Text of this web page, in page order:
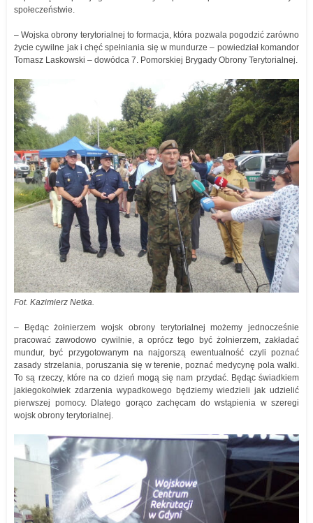
społeczeństwie.
– Wojska obrony terytorialnej to formacja, która pozwala pogodzić zarówno
życie cywilne jak i chęć spełniania się w mundurze – powiedział komandor
Tomasz Laskowski – dowódca 7. Pomorskiej Brygady Obrony Terytorialnej.
Fot. Kazimierz Netka.
– Będąc żołnierzem wojsk obrony terytorialnej możemy jednocześnie
pracować zawodowo cywilnie, a oprócz tego być żołnierzem, zakładać
mundur, być przygotowanym na najgorszą ewentualność czyli poznać
zasady strzelania, poruszania się w terenie, poznać medycynę pola walki.
To są rzeczy, które na co dzień mogą się nam przydać. Będąc świadkiem
jakiegokolwiek zdarzenia wypadkowego będziemy wiedzieli jak udzielić
pierwszej pomocy. Dlatego gorąco zachęcam do wstąpienia w szeregi
wojsk obrony terytorialnej.